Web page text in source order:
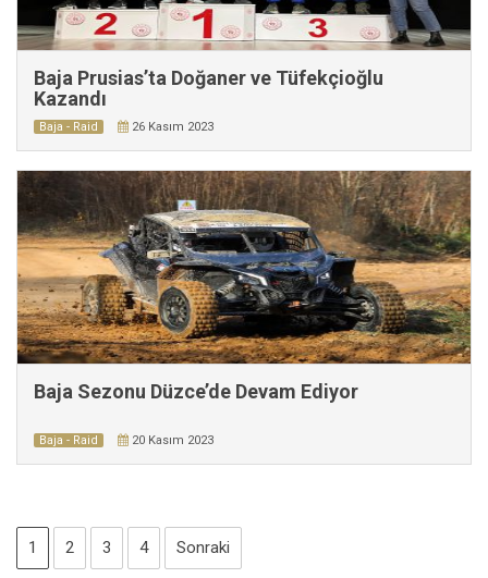
Baja Prusias’ta Doğaner ve Tüfekçioğlu
Kazandı
Baja - Raid 26 Kasım 2023
Baja Sezonu Düzce’de Devam Ediyor
Baja - Raid 20 Kasım 2023
1 2 3 4 Sonraki